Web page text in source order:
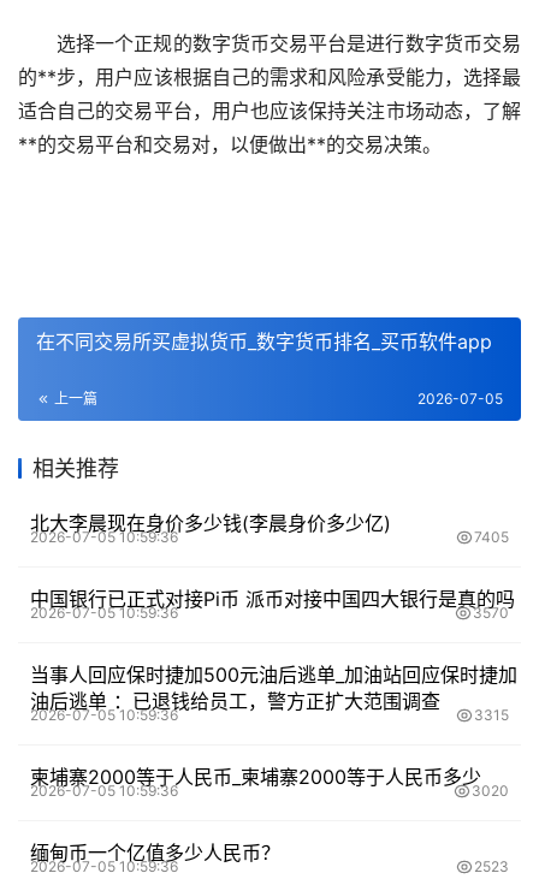
选择一个正规的数字货币交易平台是进行数字货币交易
的**步，用户应该根据自己的需求和风险承受能力，选择最
适合自己的交易平台，用户也应该保持关注市场动态，了解
**的交易平台和交易对，以便做出**的交易决策。
在不同交易所买虚拟货币_数字货币排名_买币软件app
上一篇 2026-07-05
相关推荐
北大李晨现在身价多少钱(李晨身价多少亿)
2026-07-05 10:59:36 7405
中国银行已正式对接Pi币 派币对接中国四大银行是真的吗
2026-07-05 10:59:36 3570
当事人回应保时捷加500元油后逃单_加油站回应保时捷加
油后逃单 ：已退钱给员工，警方正扩大范围调查
2026-07-05 10:59:36 3315
柬埔寨2000等于人民币_柬埔寨2000等于人民币多少
2026-07-05 10:59:36 3020
缅甸币一个亿值多少人民币？
2026-07-05 10:59:36 2523